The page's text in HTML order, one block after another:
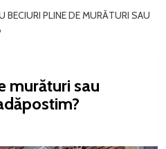
BECIURI PLINE DE MURĂTURI SAU
murături sau